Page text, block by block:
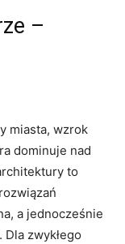
–
miasta, wzrok
dominuje nad
to
a jednocześnie
zwykłego